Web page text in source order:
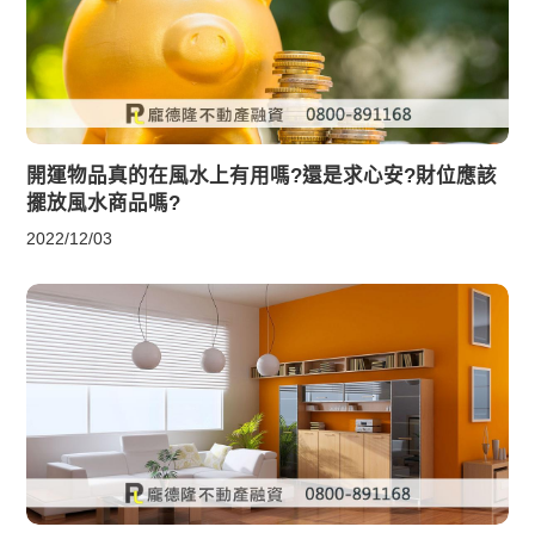
開運物品真的在風水上有用嗎?還是求心安?財位應該
擺放風水商品嗎?
2022/12/03